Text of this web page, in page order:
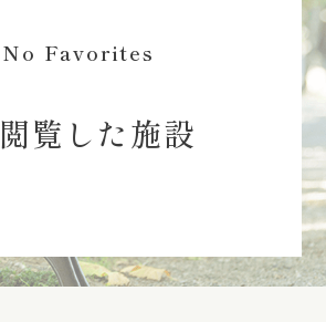
No Favorites
閲覧した施設